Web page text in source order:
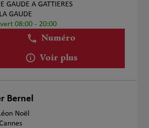
GAUDE A GATTIERES
GAUDE
08:00 - 20:00
Numéro
Voir plus
Bernel
Noël